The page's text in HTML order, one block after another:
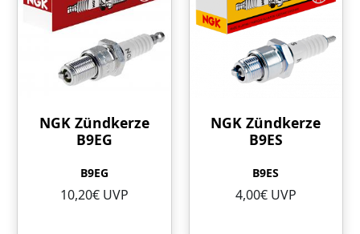
NGK Zündkerze
B9EG
B9EG
10,20€ UVP
NGK Zündkerze
B9ES
B9ES
4,00€ UVP